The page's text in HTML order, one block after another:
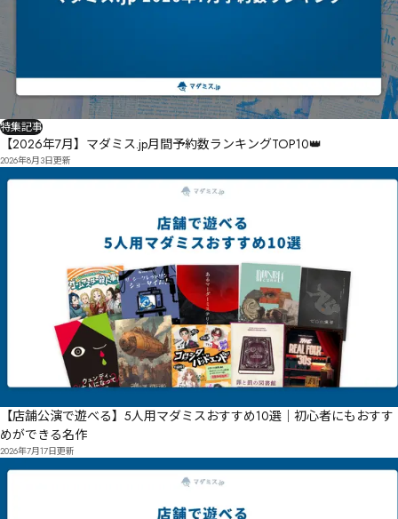
特集記事
【2026年7月】マダミス.jp月間予約数ランキングTOP10👑
2026年8月3日更新
【店舗公演で遊べる】5人用マダミスおすすめ10選｜初心者にもおすす
めができる名作
2026年7月17日更新